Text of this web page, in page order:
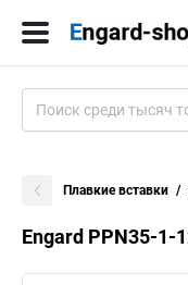
Плавкие вставки
Engard PPN35-1-